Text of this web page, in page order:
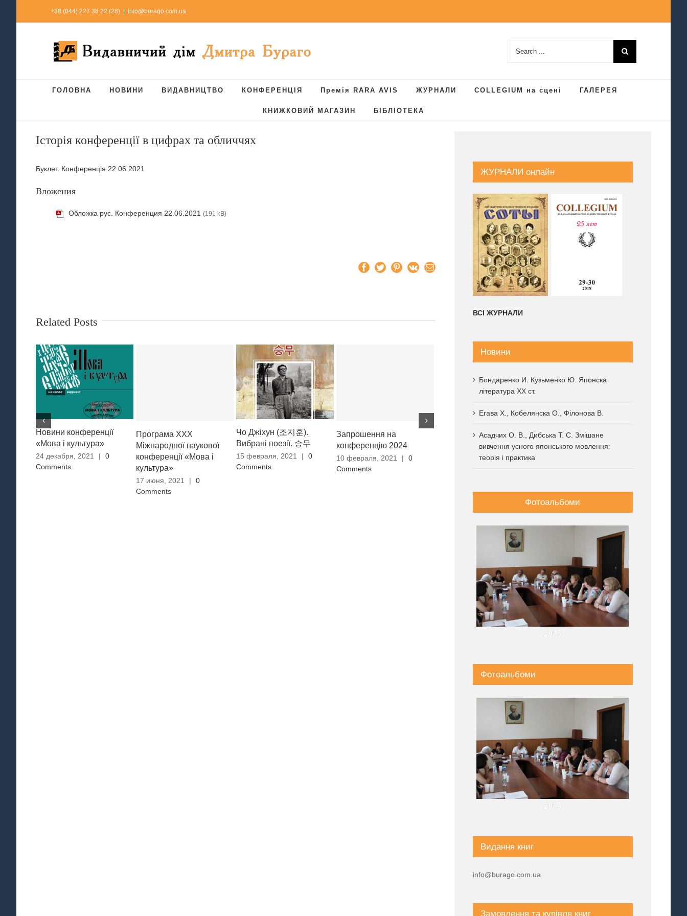
+38 (044) 227 38 22 (28) info@burago.com.ua
for:
ГОЛОВНА НОВИНИ ВИДАВНИЦТВО КОНФЕРЕНЦІЯ Премія RARA AVIS ЖУРНАЛИ COLLEGIUM на сцені ГАЛЕРЕЯ
КНИЖКОВИЙ МАГАЗИН БІБЛІОТЕКА
Історія конференції в цифрах та обличчях
Буклет. Конференція 22.06.2021
Вложения
Обложка рус. Конференция 22.06.2021 (191 kB)
Facebook
TwitterPinterest
Vk Email
Related Posts
Новини конференції
«Мова і культура»
24 декабря, 2021 |
0
Comments
Програма XXХ
Міжнародної наукової
конференції «Мова і
культура»
17 июня, 2021 |
0
Comments
Чо Джіхун (조지훈).
Вибрані поезії. 승무
15 февраля, 2021 |
0
Comments
Запрошення на
конференцію 2024
10 февраля, 2021 |
0
Comments
Запрошення на
конференцію 2024
10 февраля, 2021 |
0
Електронні варіанти 200,
201, 202, 203, 204 томів
ЖУРНАЛИ онлайн
ВСІ ЖУРНАЛИ
Новини
Бондаренко И. Кузьменко Ю. Японска
література XX ст.
Егава Х., Кобелянска О., Філонова В.
Асадчих О. В., Дибська Т. С. Змішане
вивчення усного японського мовлення:
теорія і практика
Фотоальбоми
2015
Фотоальбоми
2015
Видання книг
info@burago.com.ua
Замовлення та купівля книг